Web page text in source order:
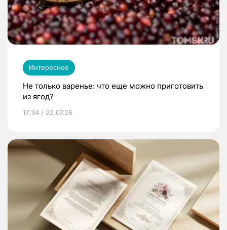
Интересное
Не только варенье: что еще можно приготовить
из ягод?
17:34 / 22.07.26